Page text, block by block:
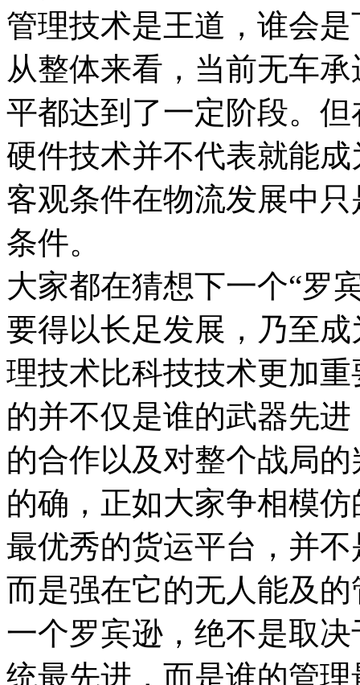
管理技术是王道，谁会是
从整体来看，当前无车
平都达到了一定阶段。
硬件技术并不代表就能
客观条件在物流发展中
条件。
大家都在猜想下一个“罗
要得以长足发展，乃至
理技术比科技技术更加
的并不仅是谁的武器先
的合作以及对整个战局
的确，正如大家争相模
最优秀的货运平台，并
而是强在它的无人能及
一个罗宾逊，绝不是取
统最先进，而是谁的管